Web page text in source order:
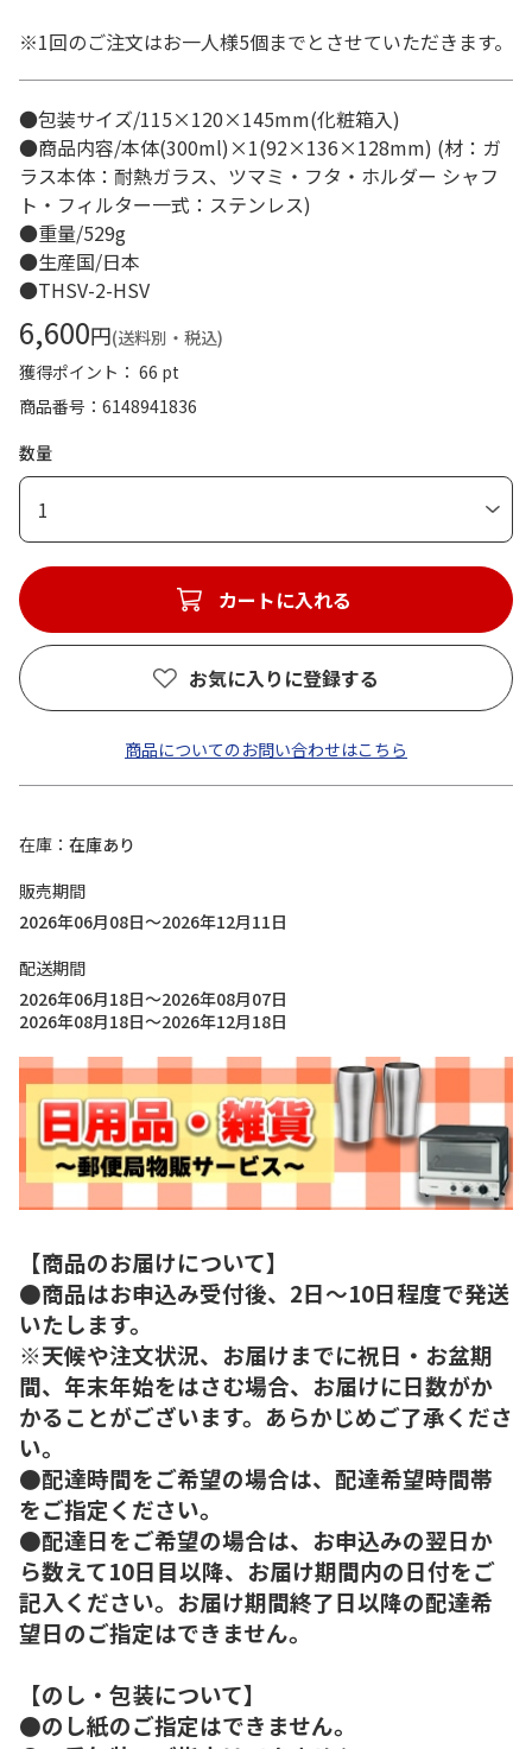
※1回のご注文はお一人様5個までとさせていただきます。
●包装サイズ/115×120×145mm(化粧箱入)
●商品内容/本体(300ml)×1(92×136×128mm) (材：ガ
ラス本体：耐熱ガラス、ツマミ・フタ・ホルダー シャフ
ト・フィルター一式：ステンレス)
●重量/529g
●生産国/日本
●THSV-2-HSV
6,600円(送料別・税込)
獲得ポイント： 66 pt
商品番号
6148941836
数量
1
カートに入れる
お気に入りに登録する
商品についてのお問い合わせはこちら
在庫
在庫あり
販売期間
2026年06月08日～2026年12月11日
配送期間
2026年06月18日～2026年08月07日
2026年08月18日～2026年12月18日
【商品のお届けについて】
●商品はお申込み受付後、2日～10日程度で発送
いたします。
※天候や注文状況、お届けまでに祝日・お盆期
間、年末年始をはさむ場合、お届けに日数がか
かることがございます。あらかじめご了承くださ
い。
●配達時間をご希望の場合は、配達希望時間帯
をご指定ください。
●配達日をご希望の場合は、お申込みの翌日か
ら数えて10日目以降、お届け期間内の日付をご
記入ください。お届け期間終了日以降の配達希
望日のご指定はできません。
【のし・包装について】
●のし紙のご指定はできません。